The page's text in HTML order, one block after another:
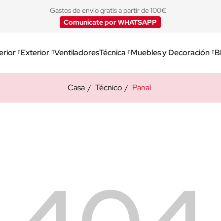
Gastos de envío gratis a partir de 100€
Comunícate por WHATSAPP
Exterior VentiladoresTécnica Muebles y Decoración
Casa Técnico Panal